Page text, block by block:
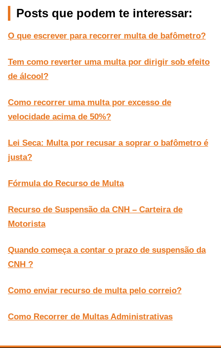
Posts que podem te interessar:
O que escrever para recorrer multa de bafômetro?
Tem como reverter uma multa por dirigir sob efeito
de álcool?
Como recorrer uma multa por excesso de
velocidade acima de 50%?
Lei Seca: Multa por recusar a soprar o bafômetro é
justa?
Fórmula do Recurso de Multa
Recurso de Suspensão da CNH – Carteira de
Motorista
Quando começa a contar o prazo de suspensão da
CNH ?
Como enviar recurso de multa pelo correio?
Como Recorrer de Multas Administrativas